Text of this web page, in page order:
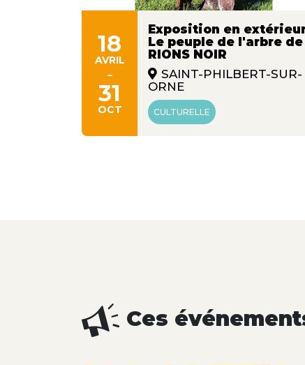
18
AVRIL
-
31
OCT
Exposition en
Le peuple de l'arbre de
RIONS NOIR
SAINT-PHILBERT-SUR-
ORNE
CULTURELLE
Ces